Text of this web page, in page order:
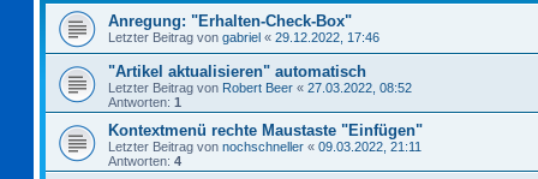
Anregung: "Erhalten-Check-Box"
Letzter Beitrag von gabriel « 29.12.2022, 17:46
"Artikel aktualisieren" automatisch
Letzter Beitrag von Robert Beer « 27.03.2022, 08:52
Antworten: 1
Kontextmenü rechte Maustaste "Einfügen"
Letzter Beitrag von nochschneller « 09.03.2022, 21:11
Antworten: 4